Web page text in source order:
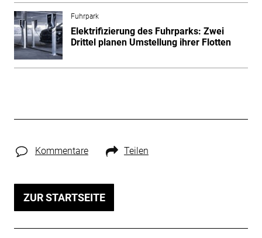
Fuhrpark
Elektrifizierung des Fuhrparks: Zwei
Drittel planen Umstellung ihrer Flotten
Kommentare Teilen
ZUR STARTSEITE